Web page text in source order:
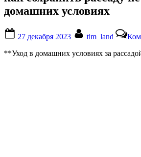
домашних условиях
on
27 декабря 2023 tim_land
**Уход в домашних условиях за